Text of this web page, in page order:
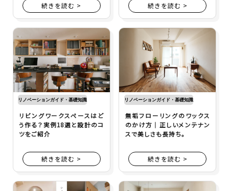
続きを読む > 続きを読む >
リノベーションガイド・基礎知識
リビングワークスペースはど
う作る？実例18選と設計のコ
ツをご紹介
続きを読む >
リノベーションガイド・基礎知識
無垢フローリングのワックス
のかけ方｜正しいメンテナン
スで美しさも長持ち。
続きを読む >